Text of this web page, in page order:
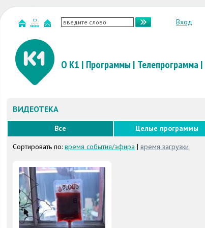
Вход
О К1 | Программы | Телепрограмма|
ВИДЕОТЕКА
Все Целые программы
Сортировать по: время события/эфира | время загрузки